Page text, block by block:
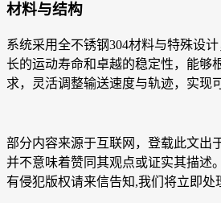
材料与结构
系统采用全不锈钢304材料与特殊设
长的运动寿命和卓越的稳定性，能够
求，灵活调整输送速度与轨迹，实现
部分内容来源于互联网，登载此文出
并不意味着赞同其观点或证实其描述
有侵犯版权请来信告知,我们将立即处